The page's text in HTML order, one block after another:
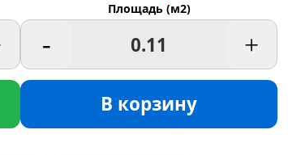
Площадь (м2)
- +
В корзину